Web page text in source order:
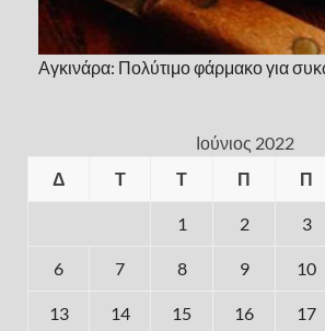
Αγκινάρα: Πολύτιμο φάρμακο για
Ιούνιος 2022
Δ
Τ Τ Π Π
1 2 3
6 7 8 9 10
13 14 15 16 17